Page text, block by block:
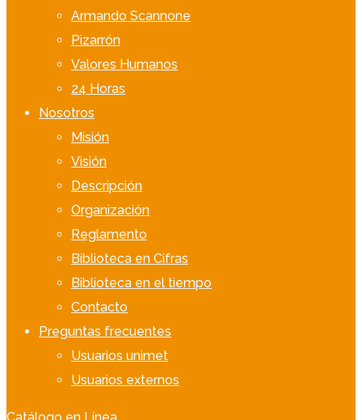
Armando Scannone
Pizarrón
Valores Humanos
24 Horas
Nosotros
Misión
Visión
Descripción
Organización
Reglamento
Biblioteca en Cifras
Biblioteca en el tiempo
Contacto
Preguntas frecuentes
Usuarios unimet
Usuarios externos